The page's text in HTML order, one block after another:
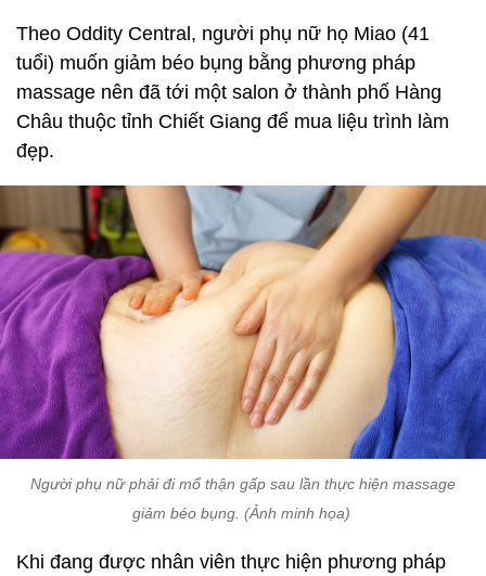
Theo Oddity Central, người phụ nữ họ Miao (41
tuổi) muốn giảm béo bụng bằng phương pháp
massage nên đã tới một salon ở thành phố Hàng
Châu thuộc tỉnh Chiết Giang để mua liệu trình làm
đẹp.
Người phụ nữ phải đi mổ thận gấp sau lần thực hiện massage
giảm béo bụng. (Ảnh minh họa)
Khi đang được nhân viên thực hiện phương pháp